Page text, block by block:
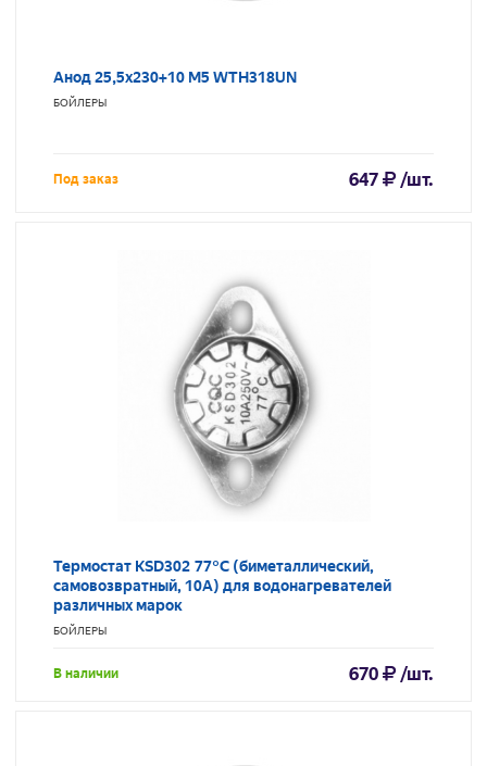
Анод 25,5х230+10 М5 WTH318UN
БОЙЛЕРЫ
Под заказ 647 /шт.
Термостат KSD302 77°С (биметаллический,
самовозвратный, 10A) для водонагревателей
различных марок
БОЙЛЕРЫ
В наличии 670 /шт.